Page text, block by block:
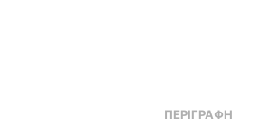
ΠΕΡΙΓΡΑΦΉ